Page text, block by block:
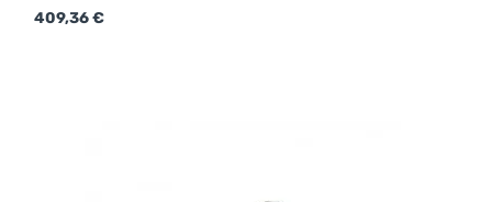
abgesetzten Bedienteilsinkl. Lautsprecher
Regulärer Preis:
409,36 €